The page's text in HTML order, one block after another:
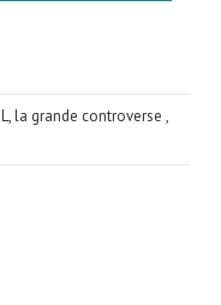
la grande controverse ,